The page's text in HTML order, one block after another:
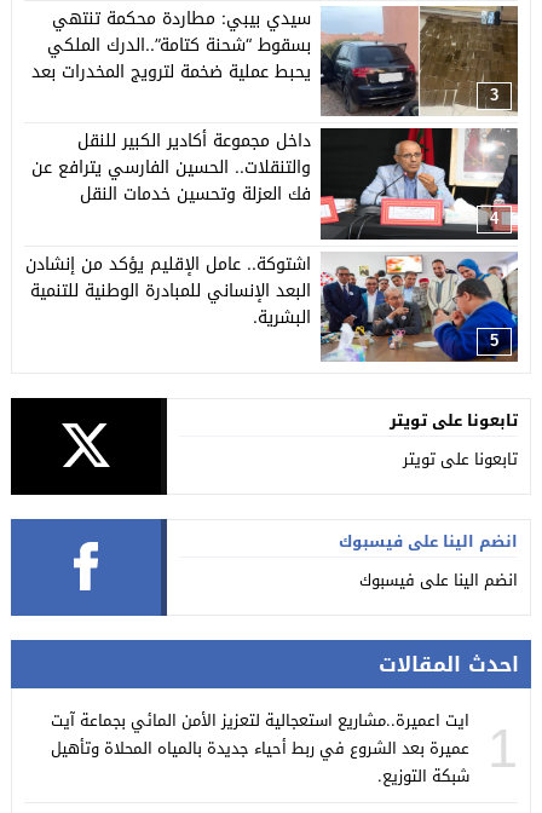
3
سيدي بيبي: مطاردة محكمة تنتهي
بسقوط “شحنة كتامة”..الدرك الملكي
يحبط عملية ضخمة لترويج المخدرات بعد
للمخدرات.
4
داخل مجموعة أكادير الكبير للنقل
والتنقلات.. الحسين الفارسي يترافع عن
فك العزلة وتحسين خدمات النقل
5
اشتوكة.. عامل الإقليم يؤكد من إنشادن
البعد الإنساني للمبادرة الوطنية للتنمية
البشرية.
تابعونا على تويتر
تابعونا على تويتر
انضم الينا على فيسبوك
انضم الينا على فيسبوك
احدث المقالات
1
ايت اعميرة..مشاريع استعجالية لتعزيز الأمن المائي بجماعة آيت
عميرة بعد الشروع في ربط أحياء جديدة بالمياه المحلاة وتأهيل
شبكة التوزيع.